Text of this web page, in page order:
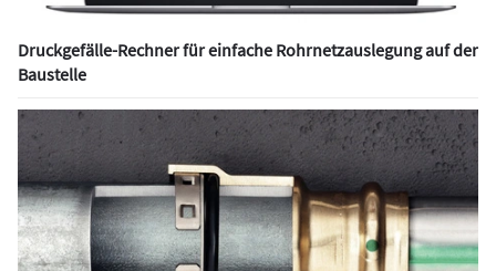
Druckgefälle-Rechner für einfache Rohrnetzauslegung auf der
Baustelle